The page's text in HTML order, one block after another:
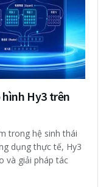
Hy3 trên
trong hệ sinh thái
dụng thực tế, Hy3
và giải pháp tác